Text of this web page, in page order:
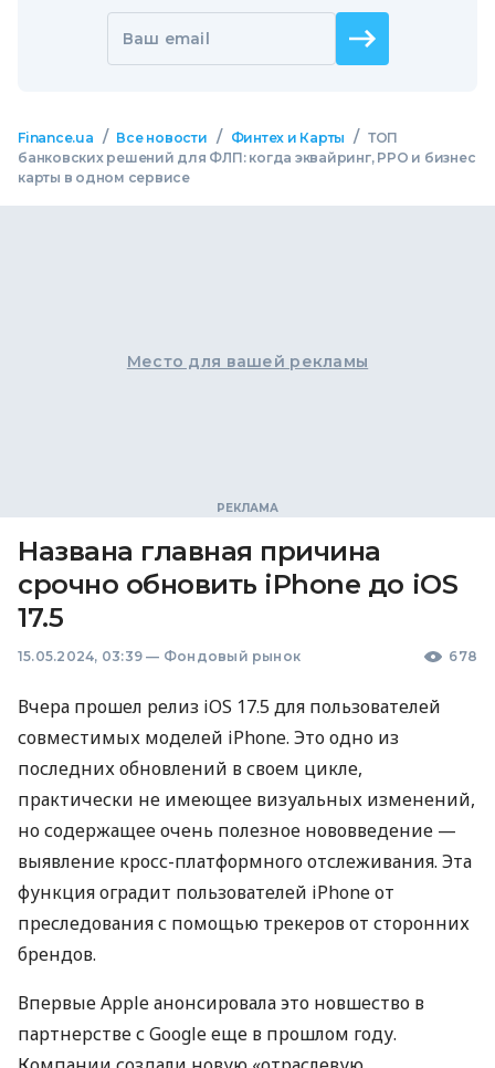
Ваш email
Finance.ua / Все новости / Финтех и Карты / ТОП
банковских решений для ФЛП: когда эквайринг, РРО и бизнес
карты в одном сервисе
Место для вашей рекламы
Названа главная причина
срочно обновить iPhone до iOS
17.5
15.05.2024, 03:39 — Фондовый рынок 678
Вчера прошел релиз iOS 17.5 для пользователей
совместимых моделей iPhone. Это одно из
последних обновлений в своем цикле,
практически не имеющее визуальных изменений,
но содержащее очень полезное нововведение —
выявление кросс-платформного отслеживания. Эта
функция оградит пользователей iPhone от
преследования с помощью трекеров от сторонних
брендов.
Впервые Apple анонсировала это новшество в
партнерстве с Google еще в прошлом году.